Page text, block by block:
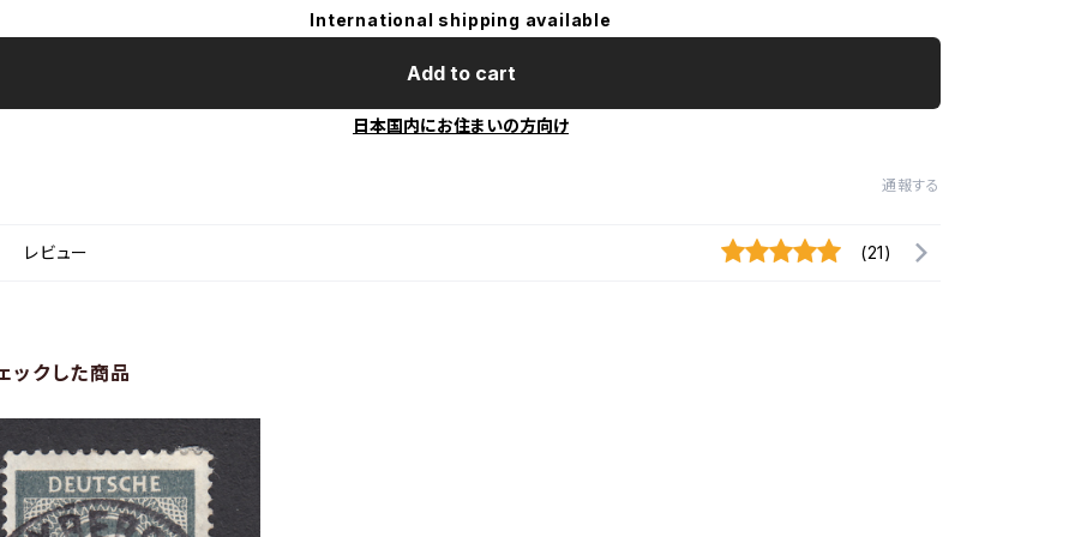
International shipping available
Add to cart
日本国内にお住まいの方向け
通報する
レビュー (21)
ックした商品